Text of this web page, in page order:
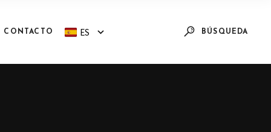
CONTACTO ES BÚSQUEDA